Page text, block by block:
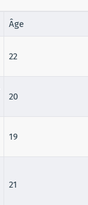
Âge
22
20
19
21